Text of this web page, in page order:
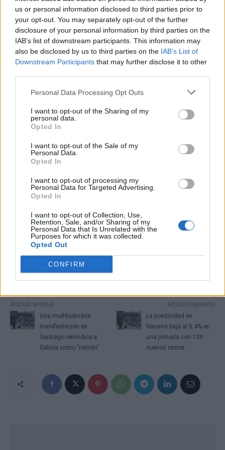
us or personal information disclosed to third parties prior to
your opt-out. You may separately opt-out of the further
disclosure of your personal information by third parties on the
IAB’s list of downstream participants. This information may
also be disclosed by us to third parties on the IAB’s List of
Downstream Participants that may further disclose it to other
Personal Data Processing Opt Outs
I want to opt-out of the Sharing of my
personal data.
Opted In
I want to opt-out of the Sale of my
Personal Data.
Opted In
I want to opt-out of processing my
Personal Data for Targeted Advertising.
Opted In
I want to opt-out of Collection, Use,
Retention, Sale, and/or Sharing of my
Personal Data that Is Unrelated with the
Purposes for which it was collected.
Opted Out
CONFIRM
Artículo anterior
Una multitudinaria
manifestación en
Santiago reivindica a
Galicia como "nación"
Artículo siguiente
La positividad en
Navarra baja al 5,4% en
una jornada con 139
nuevos casos